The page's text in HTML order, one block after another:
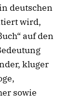
deutschen
wird,
auf den
kluger
sowie